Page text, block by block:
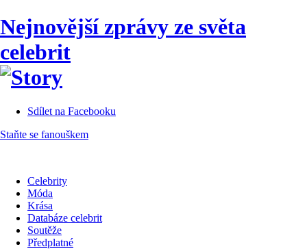
Nejnovější zprávy ze světa
celebrit
Sdílet na Facebooku
Staňte se fanouškem
Celebrity
Móda
Krása
Databáze celebrit
Soutěže
Předplatné